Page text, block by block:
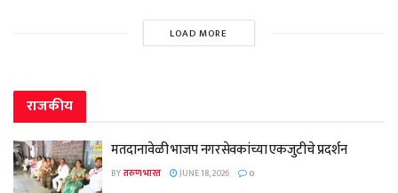
LOAD MORE
राजकीय
मतदानावेळी भाजप नगरसेवकांच्या एकजुटीचे प्रदर्शन
BYतरुण भारत JUNE 18, 2026 0